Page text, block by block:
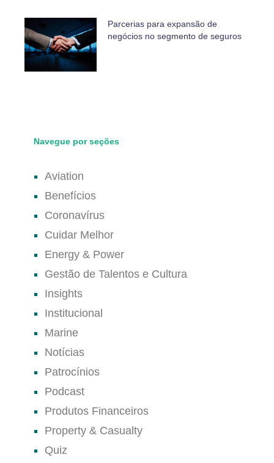
Parcerias para expansão de
negócios no segmento de seguros
Navegue por seções
Aviation
Benefícios
Coronavírus
Cuidar Melhor
Energy & Power
Gestão de Talentos e Cultura
Insights
Institucional
Marine
Notícias
Patrocínios
Podcast
Produtos Financeiros
Property & Casualty
Quiz